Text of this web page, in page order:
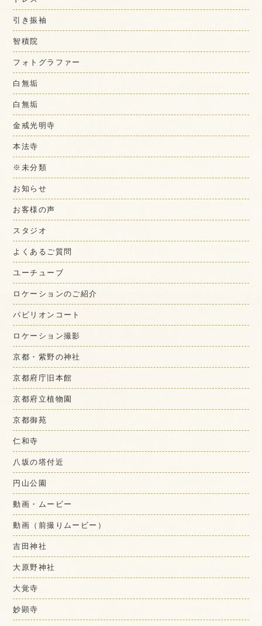
引き振袖
智積院
フォトグラファー
白無垢
白無垢
金戒光明寺
本法寺
※未分類
お知らせ
お客様の声
スタジオ
よくあるご質問
ユーチューブ
ロケーションのご紹介
パビリオンコート
ロケーション撮影
京都・紫野の神社
京都府庁旧本館
京都府立植物園
京都御苑
仁和寺
八坂の塔付近
円山公園
動画・ムービー
動画（前撮りムービー）
吉田神社
大原野神社
大覚寺
妙顕寺